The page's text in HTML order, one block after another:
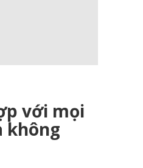
với mọi
không